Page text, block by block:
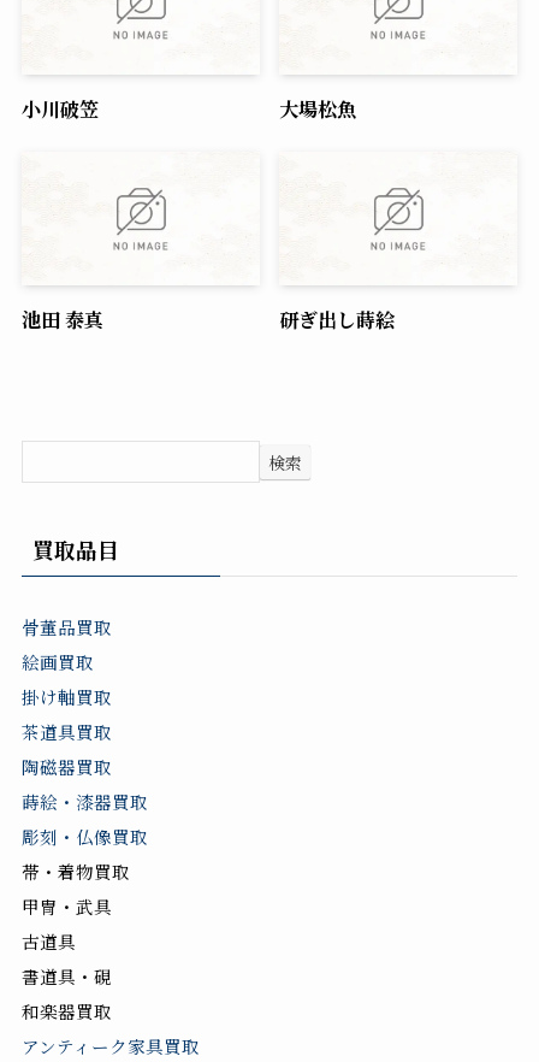
小川破笠 大場松魚
池田 泰真 研ぎ出し蒔絵
検索
買取品目
骨董品買取
絵画買取
掛け軸買取
茶道具買取
陶磁器買取
蒔絵・漆器買取
彫刻・仏像買取
帯・着物買取
甲冑・武具
古道具
書道具・硯
和楽器買取
アンティーク家具買取